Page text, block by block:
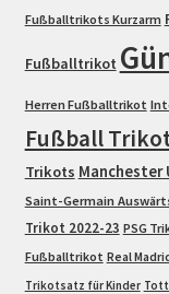
Fußballtrikots Kurzarm
Fußballtrikot
Herren Fußballtrikot
Fußball
Trikots
Saint-Germain
Trikot 2022-23 PSG
Fußballtrikot Real
Trikotsatz für Kinder